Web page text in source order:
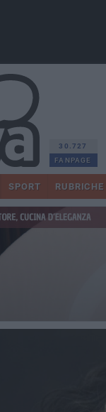
30.727
FANPAGE
SPORT RUBRICHE